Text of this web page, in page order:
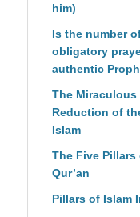
him)
Is the number
obligatory
authentic
The
Reduction of
Islam
The Five
Qur’an
Pillars of Islam